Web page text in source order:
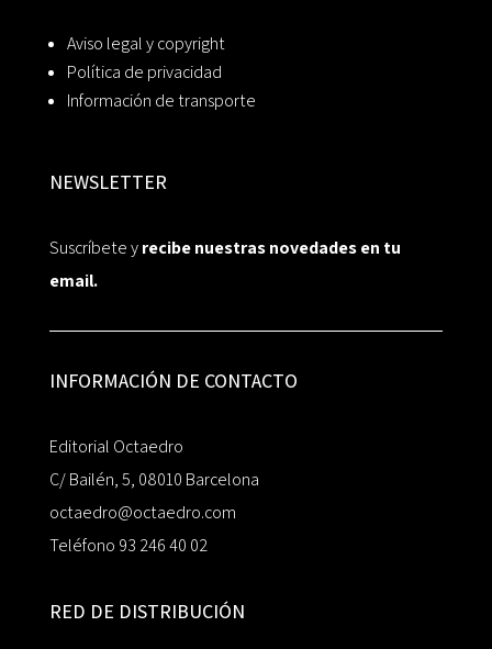
Aviso legal y copyright
Política de privacidad
Información de transporte
NEWSLETTER
Suscríbete yrecibe nuestras novedades en tu
email.
INFORMACIÓN DE CONTACTO
Editorial Octaedro
C/ Bailén, 5, 08010 Barcelona
octaedro@octaedro.com
Teléfono 93 246 40 02
RED DE DISTRIBUCIÓN